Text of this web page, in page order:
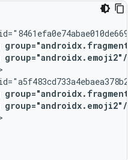
group="androidx.emoji2"/>
group="androidx.emoji2"/>